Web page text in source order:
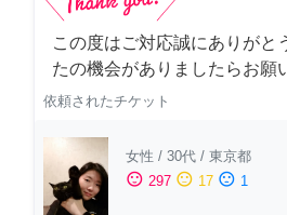
この度はご対応誠にありがと
たの機会がありましたらお願
依頼されたチケット
女性 / 30代 / 東京都
sentiment_satisfied 297 sentiment_neutral 17 sentiment_dissatisfied 1